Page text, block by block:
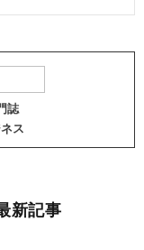
誌
ス
新記事